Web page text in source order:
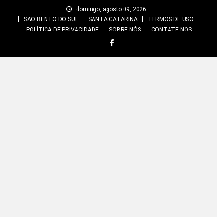
domingo, agosto 09, 2026
SÃO BENTO DO SUL
SANTA CATARINA
TERMOS DE USO
POLÍTICA DE PRIVACIDADE
SOBRE NÓS CONTATE-NOS